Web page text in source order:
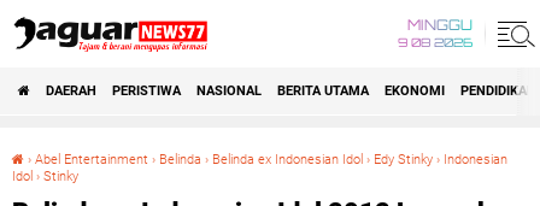
MINGGU
9 08 2026
DAERAH PERISTIWA NASIONAL BERITA UTAMA EKONOMI PENDIDIKAN
› Abel Entertainment › Belinda › Belinda ex Indonesian Idol › Edy Stinky › Indonesian
Idol › Stinky